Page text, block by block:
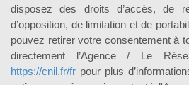
disposez des droits d’accès, de
d’opposition, de limitation et de
pouvez retirer votre consentement à
directement l’Agence / Le
https://cnil.fr/fr pour plus